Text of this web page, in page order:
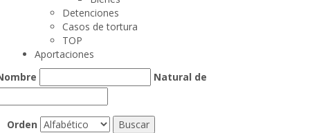
Detenciones
Casos de tortura
TOP
Aportaciones
Natural de
Orden